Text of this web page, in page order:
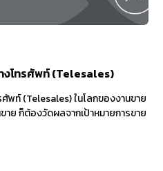
งโทรศัพท์ (Telesales)
พท์ (Telesales) ในโลกของงานขาย
ย ก็ต้องวัดผลจากเป้าหมายการขาย